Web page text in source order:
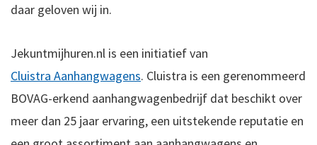
daar geloven wij in.
Jekuntmijhuren.nl is een initiatief van
Cluistra Aanhangwagens. Cluistra is een gerenommeerd
BOVAG-erkend aanhangwagenbedrijf dat beschikt over
meer dan 25 jaar ervaring, een uitstekende reputatie en